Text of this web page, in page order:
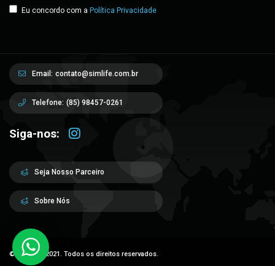
Eu concordo com a Política Privacidade
Email: contato@simlife.com.br
Telefone: (85) 98457-0261
Siga-nos:
Seja Nosso Parceiro
Sobre Nós
© Sim Life 2021. Todos os direitos reservados.